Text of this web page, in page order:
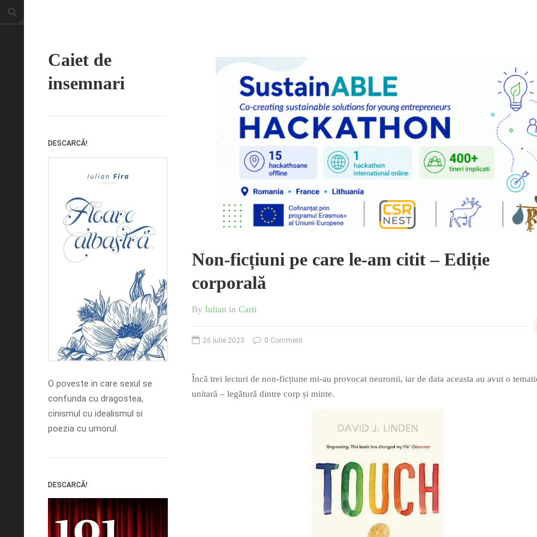
Caiet de
insemnari
DESCARCĂ!
O poveste in care sexul se
confunda cu dragostea,
cinismul cu idealismul si
poezia cu umorul.
DESCARCĂ!
Non-ficțiuni pe care le-am citit – Ediție
corporală
By Iulian in Carti
26 iulie 2023 0 Comment
Încă trei lecturi de non-ficțiune mi-au provocat neuronii, iar de data aceasta au avut o
unitară – legătură dintre corp și minte.